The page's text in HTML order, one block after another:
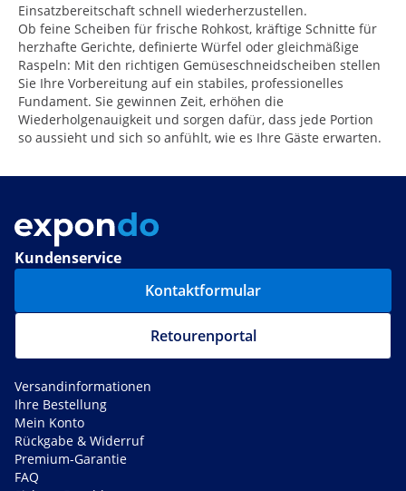
Einsatzbereitschaft schnell wiederherzustellen.
Ob feine Scheiben für frische Rohkost, kräftige Schnitte für
herzhafte Gerichte, definierte Würfel oder gleichmäßige
Raspeln: Mit den richtigen Gemüseschneidscheiben stellen
Sie Ihre Vorbereitung auf ein stabiles, professionelles
Fundament. Sie gewinnen Zeit, erhöhen die
Wiederholgenauigkeit und sorgen dafür, dass jede Portion
so aussieht und sich so anfühlt, wie es Ihre Gäste erwarten.
Kundenservice
Kontaktformular
Retourenportal
Versandinformationen
Ihre Bestellung
Mein Konto
Rückgabe & Widerruf
Premium-Garantie
FAQ